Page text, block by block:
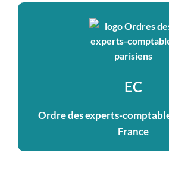
EC
Ordre des experts-
France